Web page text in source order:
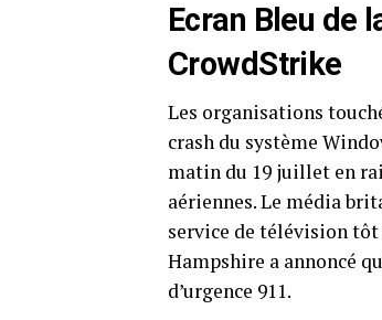
Ecran Bleu de
CrowdStrike
Les organisations
crash du système
matin ‍du 19 juillet en
aériennes. Le média
service de télévision tôt
Hampshire a annoncé
d’urgence 911.